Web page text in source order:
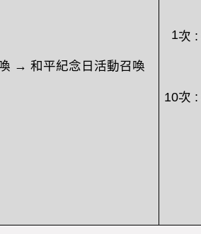
→ 和平紀念日活動召喚
1次 :
10次 :